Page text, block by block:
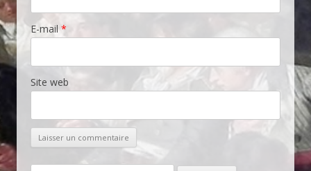
E-mail*
Site web